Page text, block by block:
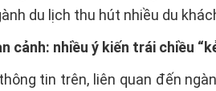
du lịch thu hút nhiều du
cảnh: nhiều ý kiến trái chiều
tin trên, liên quan đến